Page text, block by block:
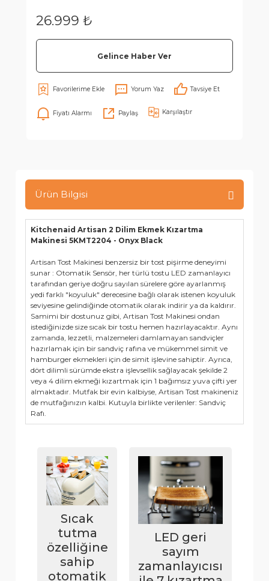
26.999 ₺
Gelince Haber Ver
Yorum Yaz Tavsiye Et
Fiyatı Alarmı Paylaş Karşılaştır
Ürün Bilgisi
Kitchenaid Artisan 2 Dilim Ekmek Kızartma
Makinesi 5KMT2204 - Onyx Black
Artisan Tost Makinesi benzersiz bir tost pişirme deneyimi
sunar : Otomatik Sensör, her türlü tostu LED zamanlayıcı
tarafından geriye doğru sayılan sürelere göre ayarlanmış
yedi farklı "koyuluk" derecesine bağlı olarak istenen koyuluk
seviyesine gelindiğinde otomatik olarak indirir ya da kaldırır.
Samimi bir dostunuz gibi, Artisan Tost Makinesi ondan
istediğinizde size sıcak bir tostu hemen hazırlayacaktır. Aynı
zamanda, lezzetli, malzemeleri damlamayan sandviçler
hazırlamak için bir sandviç rafına ve mükemmel simit ve
hamburger ekmekleri için de simit işlevine sahiptir. Ayrıca,
dört dilimli sürümde ekstra işlevsellik sağlayacak şekilde 2
veya 4 dilim ekmeği kızartmak için 1 bağımsız yuva çifti yer
almaktadır. Mutfak bir evin kalbiyse, Artisan Tost makineniz
de mutfağınızın kalbi. Kutuyla birlikte verilenler: Sandviç
Rafı.
Sıcak
tutma
özelliğine
sahip
otomatik
LED geri
sayım
zamanlayıcısı